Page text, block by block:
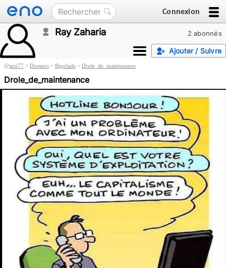
Connexion
2 abonnés
Ray Zaharia
Ajouter / Suivre
@arzi77 > Dossiers > Rigolade > Drole_de_maintenance
Drole_de_maintenance